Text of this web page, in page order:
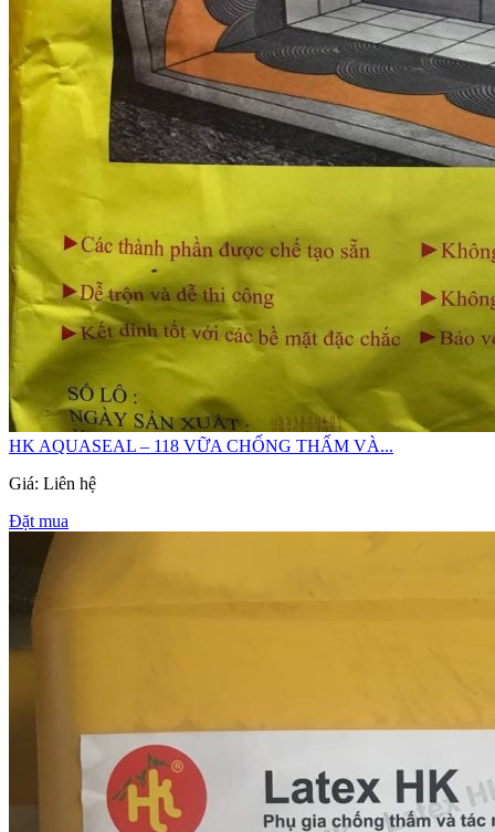
HK AQUASEAL – 118 VỮA CHỐNG THẤM VÀ...
Giá: Liên hệ
Đặt mua